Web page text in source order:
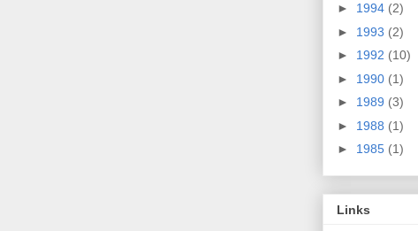
► 1994 (2)
► 1993 (2)
► 1992 (10)
► 1990 (1)
► 1989 (3)
► 1988 (1)
► 1985 (1)
Links